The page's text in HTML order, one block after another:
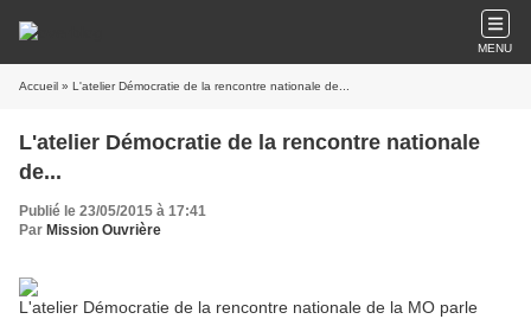
MENU
Accueil » L'atelier Démocratie de la rencontre nationale de...
L'atelier Démocratie de la rencontre nationale
de...
Publié le 23/05/2015 à 17:41
Par Mission Ouvrière
L'atelier Démocratie de la rencontre nationale de la MO parle